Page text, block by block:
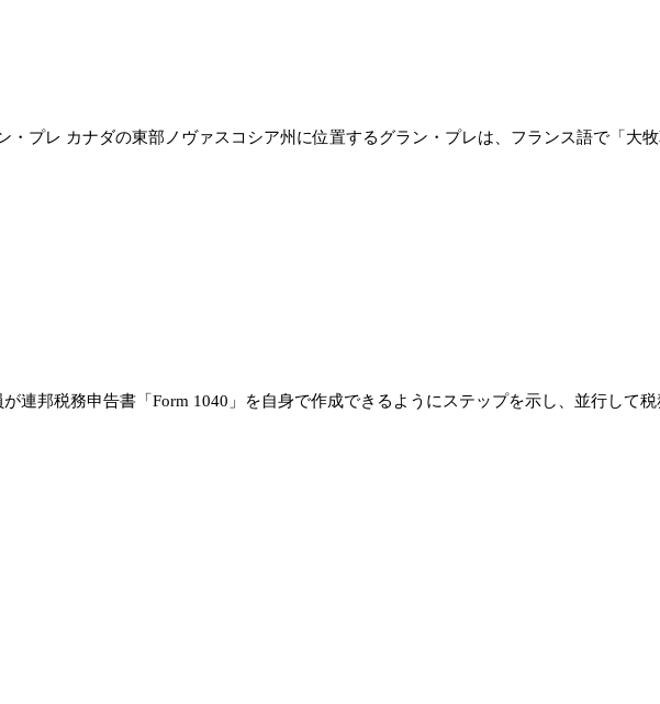
プレ カナダの東部ノヴァスコシア州に位置するグラン・プレは、フランス語で「大
連邦税務申告書「Form 1040」を自身で作成できるようにステップを示し、並行して